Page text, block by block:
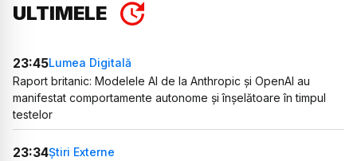
ULTIMELE
23:45Lumea Digitală
Raport britanic: Modelele AI de la Anthropic și OpenAI au
manifestat comportamente autonome și înșelătoare în timpul
testelor
23:34Știri Externe